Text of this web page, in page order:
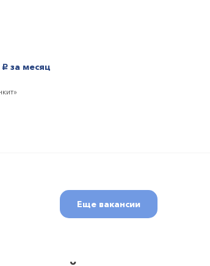
руб. за месяц
Еще вакансии